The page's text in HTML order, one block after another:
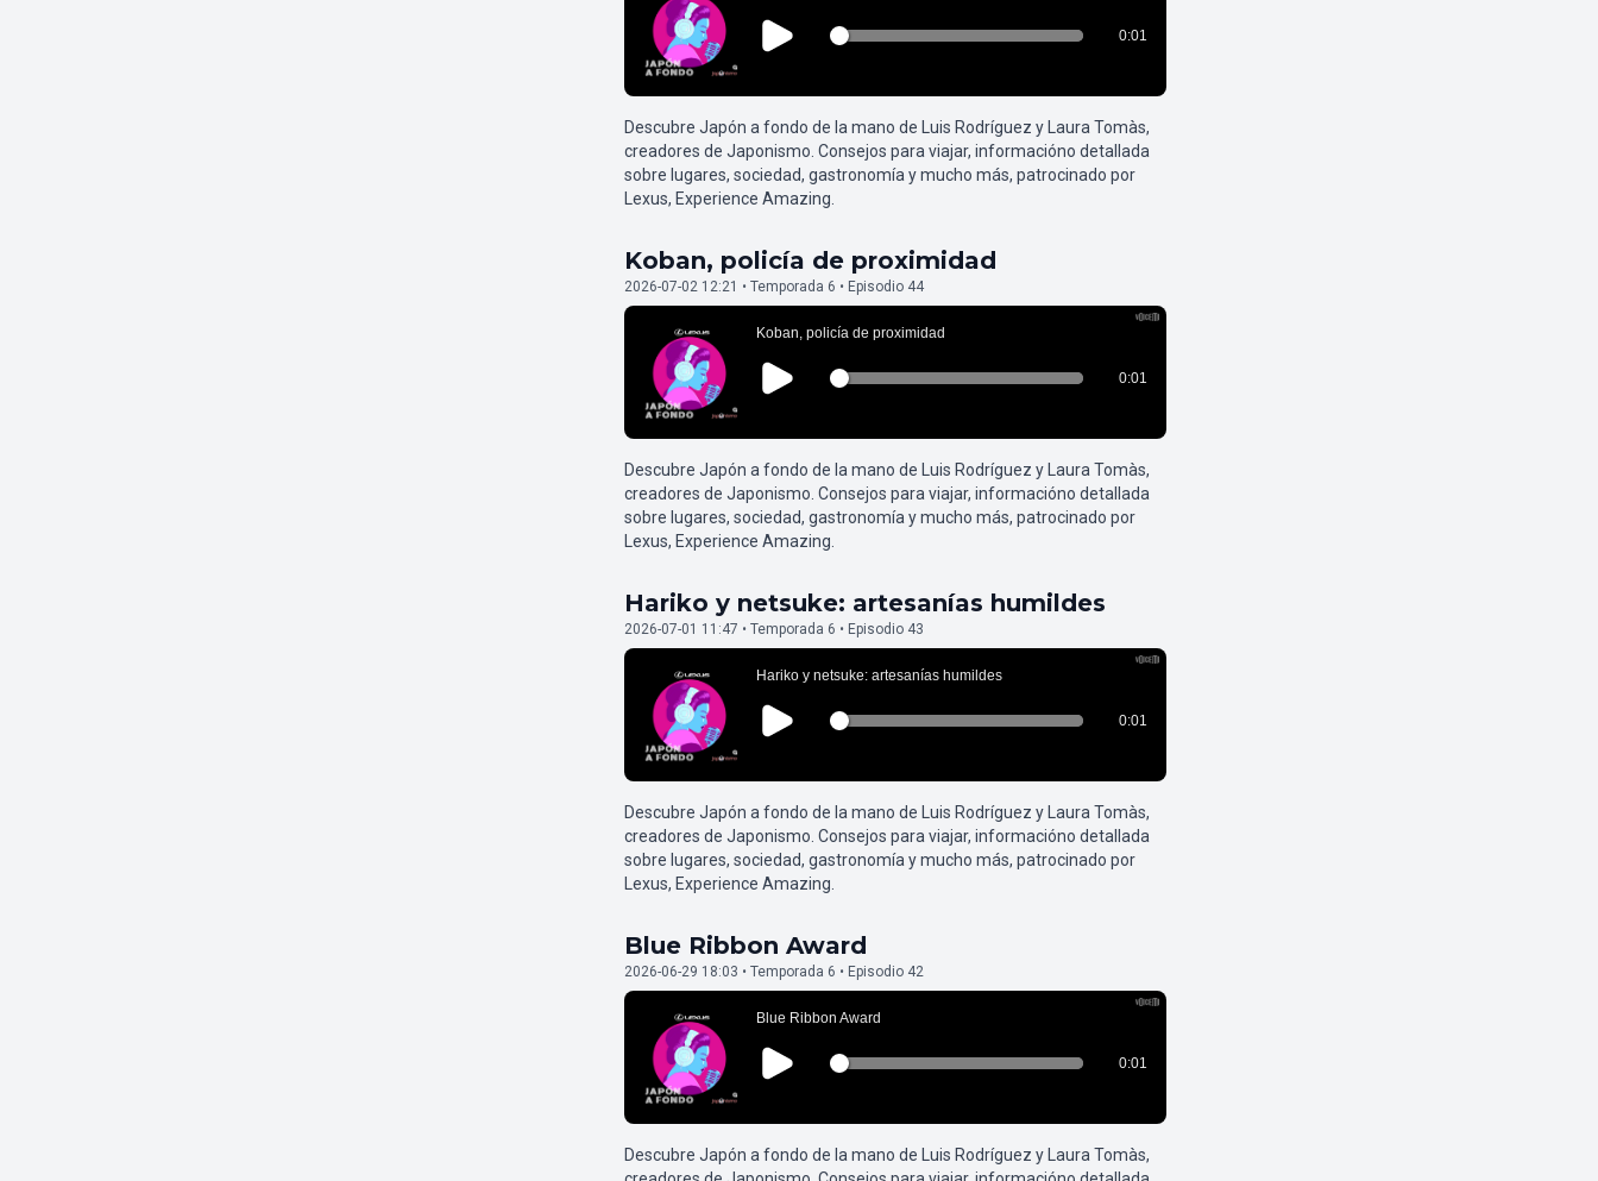
Descubre Japón a fondo de la mano de Luis Rodríguez y Laura Tomàs,
creadores de Japonismo. Consejos para viajar, informacióno detallada
sobre lugares, sociedad, gastronomía y mucho más, patrocinado por
Lexus, Experience Amazing.
Koban, policía de proximidad
2026-07-02 12:21 • Temporada 6 • Episodio 44
Descubre Japón a fondo de la mano de Luis Rodríguez y Laura Tomàs,
creadores de Japonismo. Consejos para viajar, informacióno detallada
sobre lugares, sociedad, gastronomía y mucho más, patrocinado por
Lexus, Experience Amazing.
Hariko y netsuke: artesanías humildes
2026-07-01 11:47 • Temporada 6 • Episodio 43
Descubre Japón a fondo de la mano de Luis Rodríguez y Laura Tomàs,
creadores de Japonismo. Consejos para viajar, informacióno detallada
sobre lugares, sociedad, gastronomía y mucho más, patrocinado por
Lexus, Experience Amazing.
Blue Ribbon Award
2026-06-29 18:03 • Temporada 6 • Episodio 42
Descubre Japón a fondo de la mano de Luis Rodríguez y Laura Tomàs,